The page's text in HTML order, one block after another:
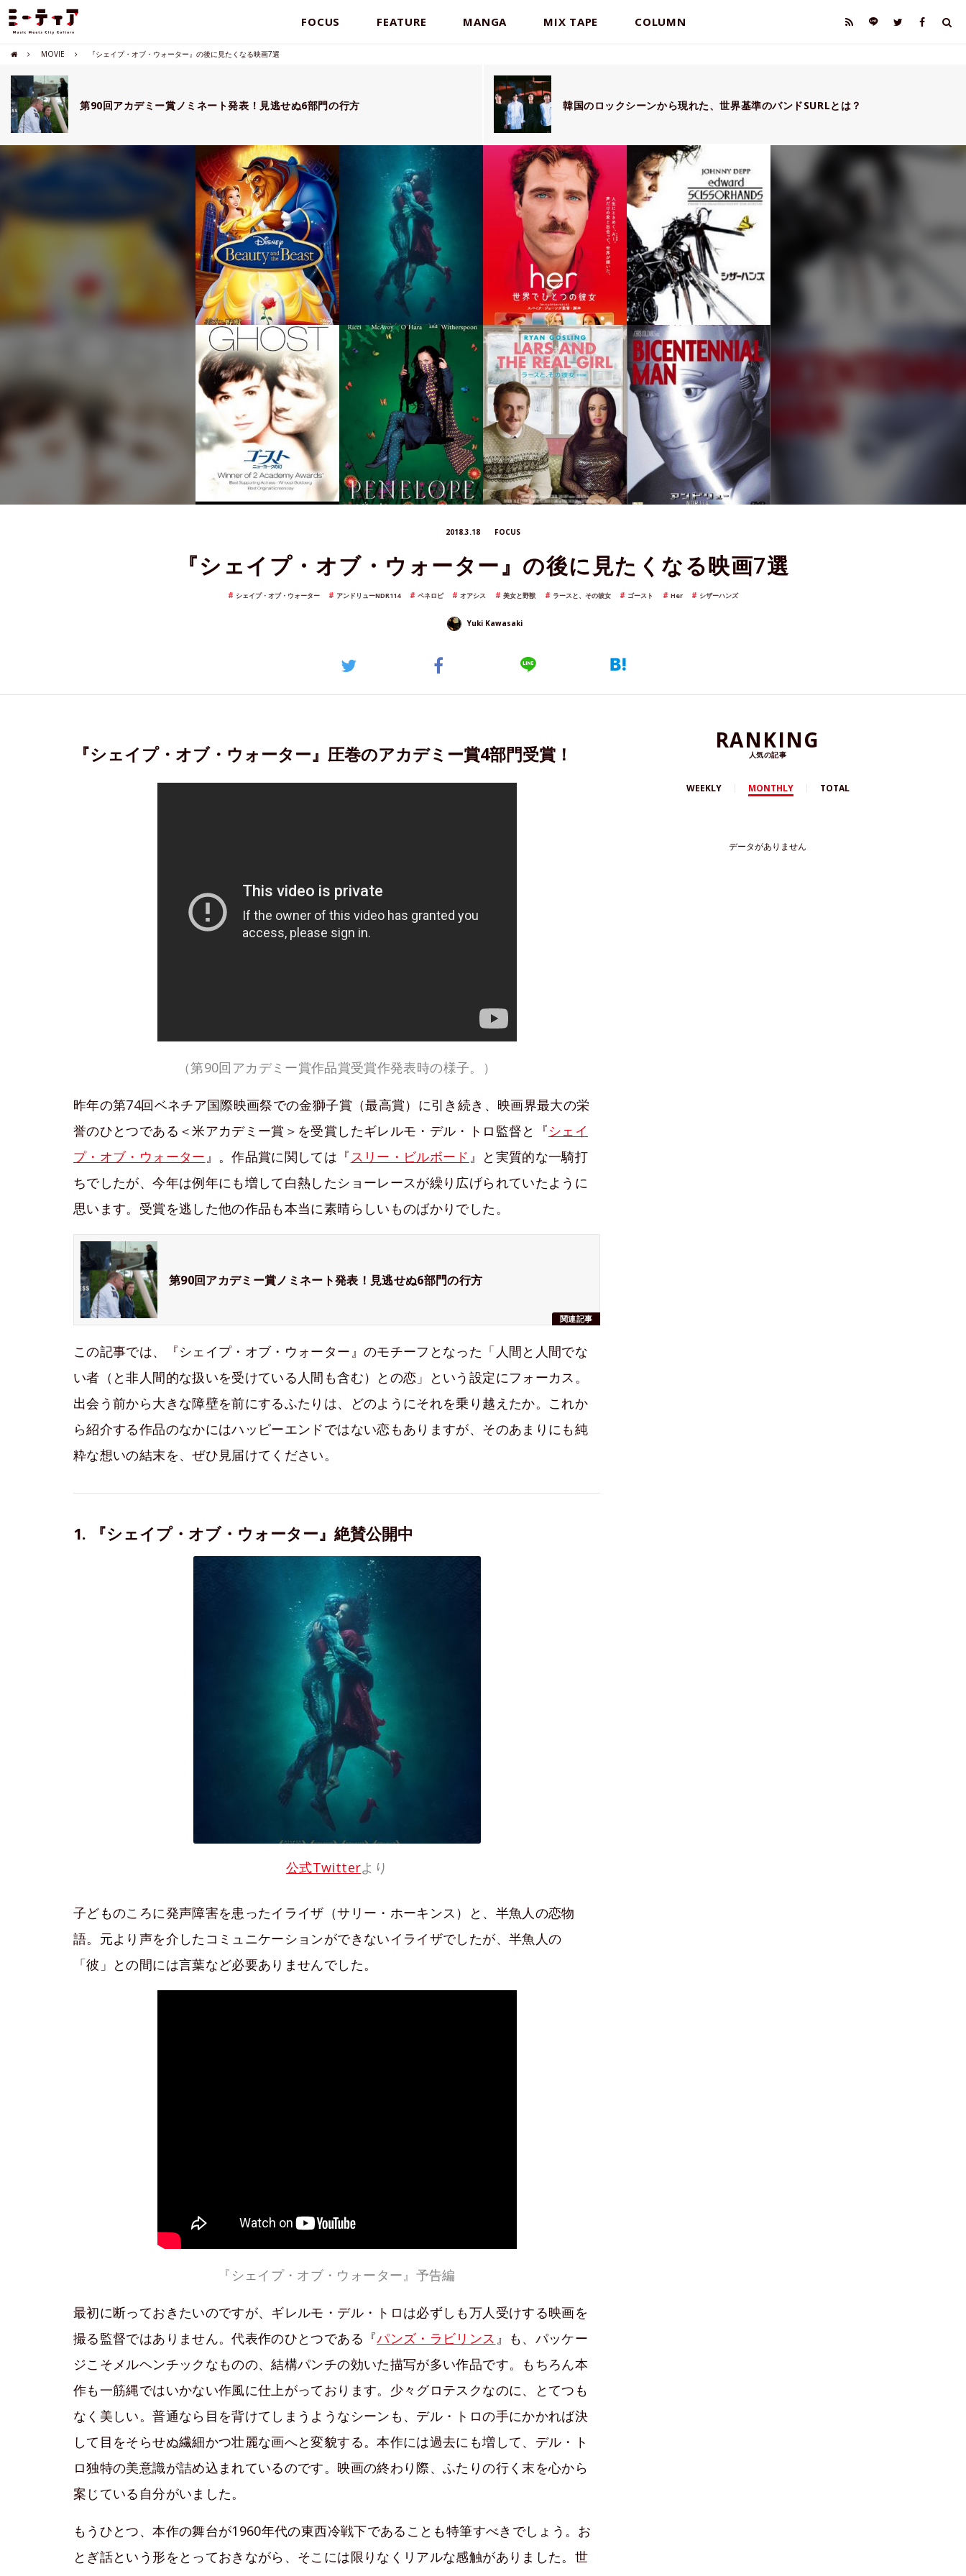
FOCUS FEATURE MANGA MIX TAPE COLUMN
MOVIE 『シェイプ・オブ・ウォーター』の後に見たくなる映画7選
第90回アカデミー賞ノミネート発表！見逃せぬ6部門の行方 韓国のロックシーンから現れた、世界基準のバンドSURLとは？
2018.3.18 FOCUS
『シェイプ・オブ・ウォーター』の後に見たくなる映画7選
シェイプ・オブ・ウォーター アンドリューNDR114 ペネロピ オアシス 美女と野獣 ラースと、その彼女 ゴースト Her シザーハンズ
Yuki Kawasaki
『シェイプ・オブ・ウォーター』圧巻のアカデミー賞4部門受賞！
（第90回アカデミー賞作品賞受賞作発表時の様子。）
昨年の第74回ベネチア国際映画祭での金獅子賞（最高賞）に引き続き、映画界最大の栄
誉のひとつである＜米アカデミー賞＞を受賞したギレルモ・デル・トロ監督と『シェイ
プ・オブ・ウォーター』。作品賞に関しては『スリー・ビルボード 』と実質的な一騎打
ちでしたが、今年は例年にも増して白熱したショーレースが繰り広げられていたように
思います。受賞を逃した他の作品も本当に素晴らしいものばかりでした。
関連記事
第90回アカデミー賞ノミネート発表！見逃せぬ6部門の行方
この記事では、『シェイプ・オブ・ウォーター』のモチーフとなった「人間と人間でな
い者（と非人間的な扱いを受けている人間も含む）との恋」という設定にフォーカス。
出会う前から大きな障壁を前にするふたりは、どのようにそれを乗り越えたか。これか
ら紹介する作品のなかにはハッピーエンドではない恋もありますが、そのあまりにも純
粋な想いの結末を、ぜひ見届けてください。
1. 『シェイプ・オブ・ウォーター』絶賛公開中
公式Twitterより
子どものころに発声障害を患ったイライザ（サリー・ホーキンス）と、半魚人の恋物
語。元より声を介したコミュニケーションができないイライザでしたが、半魚人の
「彼」との間には言葉など必要ありませんでした。
『シェイプ・オブ・ウォーター』予告編
最初に断っておきたいのですが、ギレルモ・デル・トロは必ずしも万人受けする映画を
撮る監督ではありません。代表作のひとつである『パンズ・ラビリンス 』も、パッケー
ジこそメルヘンチックなものの、結構パンチの効いた描写が多い作品です。もちろん本
作も一筋縄ではいかない作風に仕上がっております。少々グロテスクなのに、とてつも
なく美しい。普通なら目を背けてしまうようなシーンも、デル・トロの手にかかれば決
して目をそらせぬ繊細かつ壮麗な画へと変貌する。本作には過去にも増して、デル・ト
ロ独特の美意識が詰め込まれているのです。映画の終わり際、ふたりの行く末を心から
案じている自分がいました。
もうひとつ、本作の舞台が1960年代の東西冷戦下であることも特筆すべきでしょう。お
とぎ話という形をとっておきながら、そこには限りなくリアルな感触がありました。世
RANKING
人気の記事
WEEKLY MONTHLY TOTAL
データがありません